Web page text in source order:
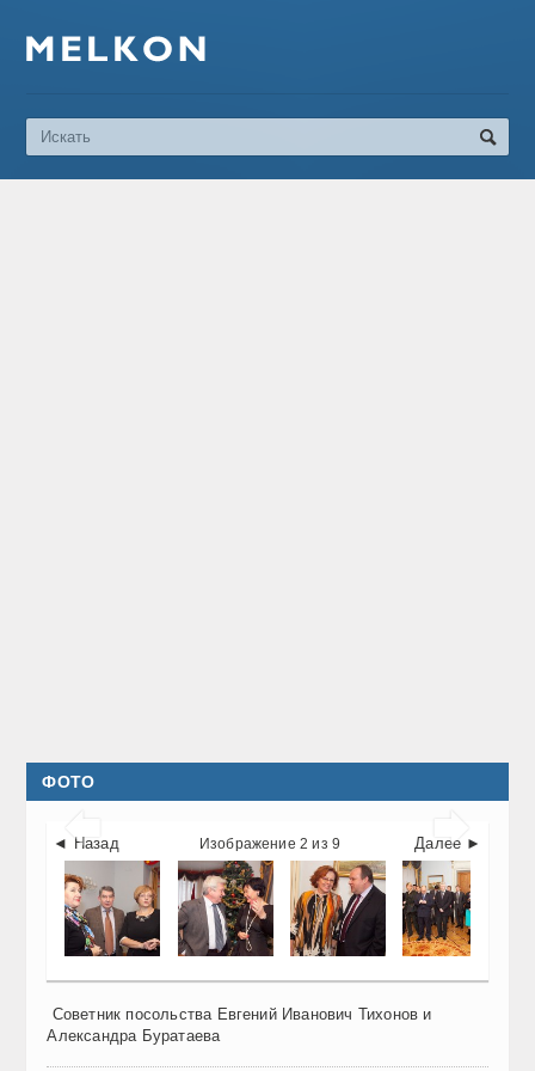
ФОТО
 
◄ Назад Далее ►
Изображение 2 из 9
Советник посольства Евгений Иванович Тихонов и
Александра Буратаева